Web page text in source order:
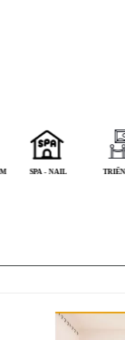
SPA - NAIL TRIỂN